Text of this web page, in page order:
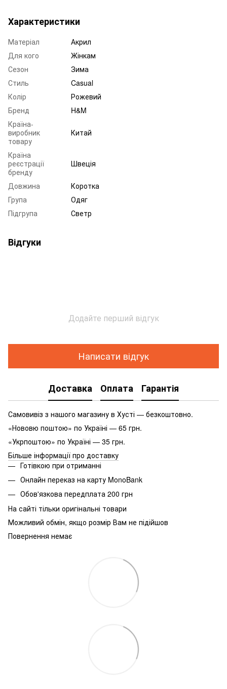
Характеристики
Матеріал
Акрил
Для кого
Жінкам
Сезон
Зима
Стиль
Casual
Колір
Рожевий
Бренд
H&M
Країна-
виробник
товару
Китай
Країна
реєстрації
бренду
Швеція
Довжина
Коротка
Група
Одяг
Підгрупа
Светр
Відгуки
Додайте перший відгук
Написати відгук
Доставка Оплата Гарантія
Самовивіз з нашого магазину в Хусті — безкоштовно.
«Нововю поштою» по Україні — 65 грн.
«Укрпоштою» по Україні — 35 грн.
Більше інформації про доставку
Готівкою при отриманні
Онлайн переказ на карту MonoBank
Обов'язкова передплата 200 грн
На сайті тільки оригінальні товари
Можливий обмін, якщо розмір Вам не підійшов
Повернення немає